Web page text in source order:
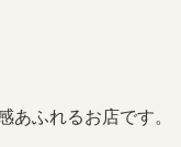
あふれるお店です。